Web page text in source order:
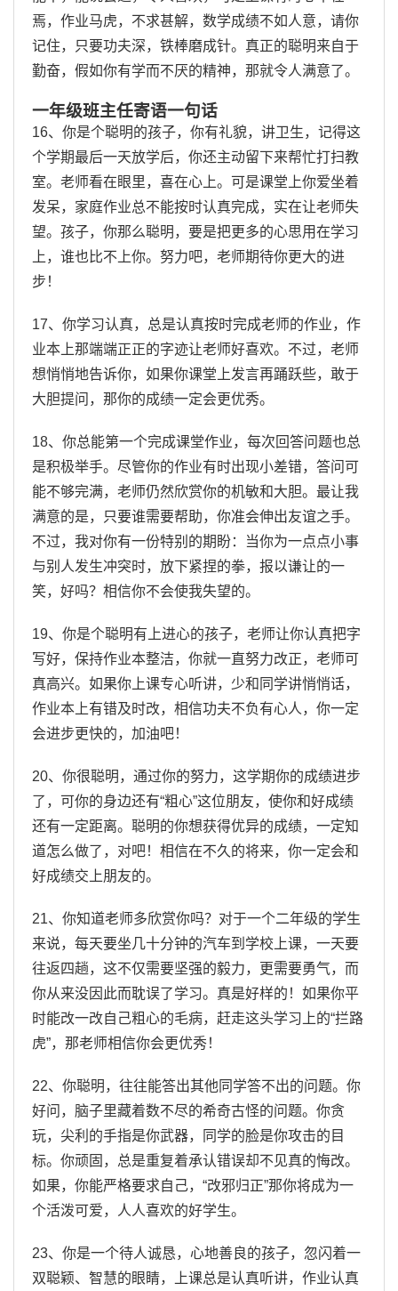
焉，作业马虎，不求甚解，数学成绩不如人意，请你
记住，只要功夫深，铁棒磨成针。真正的聪明来自于
勤奋，假如你有学而不厌的精神，那就令人满意了。
一年级班主任寄语一句话
16、你是个聪明的孩子，你有礼貌，讲卫生，记得这
个学期最后一天放学后，你还主动留下来帮忙打扫教
室。老师看在眼里，喜在心上。可是课堂上你爱坐着
发呆，家庭作业总不能按时认真完成，实在让老师失
望。孩子，你那么聪明，要是把更多的心思用在学习
上，谁也比不上你。努力吧，老师期待你更大的进
步！
17、你学习认真，总是认真按时完成老师的作业，作
业本上那端端正正的字迹让老师好喜欢。不过，老师
想悄悄地告诉你，如果你课堂上发言再踊跃些，敢于
大胆提问，那你的成绩一定会更优秀。
18、你总能第一个完成课堂作业，每次回答问题也总
是积极举手。尽管你的作业有时出现小差错，答问可
能不够完满，老师仍然欣赏你的机敏和大胆。最让我
满意的是，只要谁需要帮助，你准会伸出友谊之手。
不过，我对你有一份特别的期盼：当你为一点点小事
与别人发生冲突时，放下紧捏的拳，报以谦让的一
笑，好吗？相信你不会使我失望的。
19、你是个聪明有上进心的孩子，老师让你认真把字
写好，保持作业本整洁，你就一直努力改正，老师可
真高兴。如果你上课专心听讲，少和同学讲悄悄话，
作业本上有错及时改，相信功夫不负有心人，你一定
会进步更快的，加油吧！
20、你很聪明，通过你的努力，这学期你的成绩进步
了，可你的身边还有“粗心”这位朋友，使你和好成绩
还有一定距离。聪明的你想获得优异的成绩，一定知
道怎么做了，对吧！相信在不久的将来，你一定会和
好成绩交上朋友的。
21、你知道老师多欣赏你吗？对于一个二年级的学生
来说，每天要坐几十分钟的汽车到学校上课，一天要
往返四趟，这不仅需要坚强的毅力，更需要勇气，而
你从来没因此而耽误了学习。真是好样的！如果你平
时能改一改自己粗心的毛病，赶走这头学习上的“拦路
虎”，那老师相信你会更优秀！
22、你聪明，往往能答出其他同学答不出的问题。你
好问，脑子里藏着数不尽的希奇古怪的问题。你贪
玩，尖利的手指是你武器，同学的脸是你攻击的目
标。你顽固，总是重复着承认错误却不见真的悔改。
如果，你能严格要求自己，“改邪归正”那你将成为一
个活泼可爱，人人喜欢的好学生。
23、你是一个待人诚恳，心地善良的孩子，忽闪着一
双聪颖、智慧的眼睛，上课总是认真听讲，作业认真